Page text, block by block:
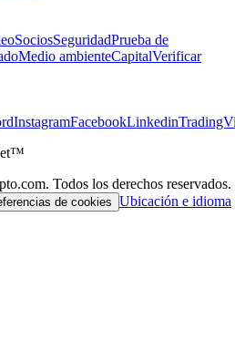
SociosSeguridadPrueba de
Medio ambienteCapitalVerificar
InstagramFacebookLinkedin
Todos los derechos reservados.
de cookies Ubicación e idioma